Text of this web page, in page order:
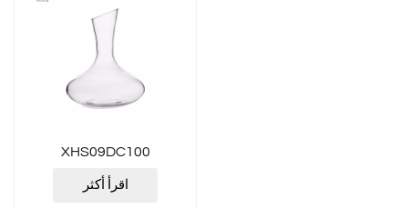
XHS09DC100
اقرأ أكثر